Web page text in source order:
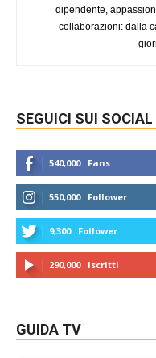
dipendente,
collaborazioni: dalla
SEGUICI SUI SOCIAL
540,000 Fans
550,000 Follower
9,300 Follower
290,000 Iscritti
GUIDA TV